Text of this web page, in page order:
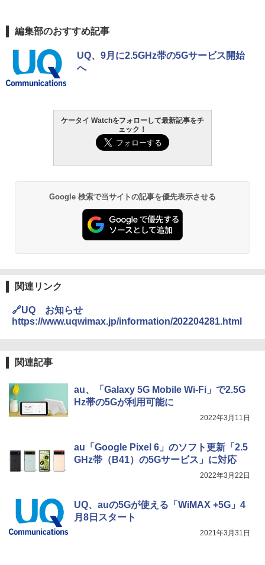
編集部のおすすめ記事
UQ、9月に2.5GHz帯の5Gサービス開始
へ
ケータイ Watchをフォローして最新記事をチ
ェック！
Google 検索で当サイトの記事を優先表示させる
関連リンク
🔗UQ お知らせ
https://www.uqwimax.jp/information/202204281.html
関連記事
au、「Galaxy 5G Mobile Wi-Fi」で2.5G
Hz帯の5Gが利用可能に
2022年3月11日
au「Google Pixel 6」のソフト更新「2.5
GHz帯（B41）の5Gサービス」に対応
2022年3月22日
UQ、auの5Gが使える「WiMAX +5G」4
月8日スタート
2021年3月31日